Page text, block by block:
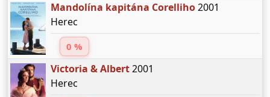
Mandolína kapitána Corelliho2001
Herec
0 %
Victoria & Albert2001
Herec